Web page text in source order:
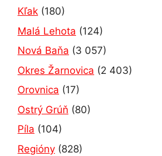
Kľak (180)
Malá Lehota (124)
Nová Baňa (3 057)
Okres Žarnovica (2 403)
Orovnica (17)
Ostrý Grúň (80)
Píla (104)
Regióny (828)